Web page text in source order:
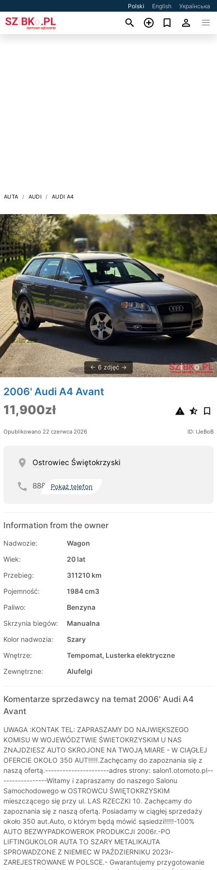
Polski English Українська
AUTA AUDI AUDI A4
6 zdjęć
2006' Audi A4 Avant
11,900zł
Opublikowano 22 czerwca 2026 ID: lJeBoB
Ostrowiec Świętokrzyski
888 Pokaż telefon
Information from the owner
Nadwozie:
Wagon
Wiek:
20 lat
Przebieg:
311210 km
Pojemność:
1984 cm3
Paliwo:
Benzyna
Skrzynia biegów:
Manualna
Kolor nadwozia:
Szary
Wnętrze:
Tempomat, Lusterka elektryczne
Zewnętrzne:
Alufelgi
Komentarze sprzedawcy na temat 2006' Audi A4
Avant
UWAGA :KONTAK TEL: ZAPRASZAMY DO NAJWIĘKSZEGO
KOMISU W WOJEWÓDZTWIE ŚWIETOKRZYSKIM U NAS
ZNAJDZIESZ AUTO SKROJONE NA TWOJĄ MIARE - W CIĄGŁEJ
OFERCIE OKOŁO 350 AUT!!!!!.Zachęcamy do zapoznania się z
naszą ofertą.----------------------adres strony: salon1.otomoto.pl--
---------------Witamy i zapraszamy do naszego Salonu
Samochodowego w OSTROWCU ŚWIĘTOKRZYSKIM
mieszczącego się przy ul. LAS RZECZKI 10. Zachęcamy do
zapoznania się z naszą ofertą. Posiadamy w ciągłej sprzedaży
około 350 aut.Auto, o którym będą mówić sąsiedzi!!!!!-100%
AUTO BEZWYPADKOWEROK PRODUKCJI 2006r.-PO
LIFTINGUKOLOR AUTA TO SZARY METALIKAUTA
SPROWADZONE Z NIEMIEC W PAŹDZIERNIKU 2023r-
ZAREJESTROWANE W POLSCE.- Gwarantujemy przygotowanie